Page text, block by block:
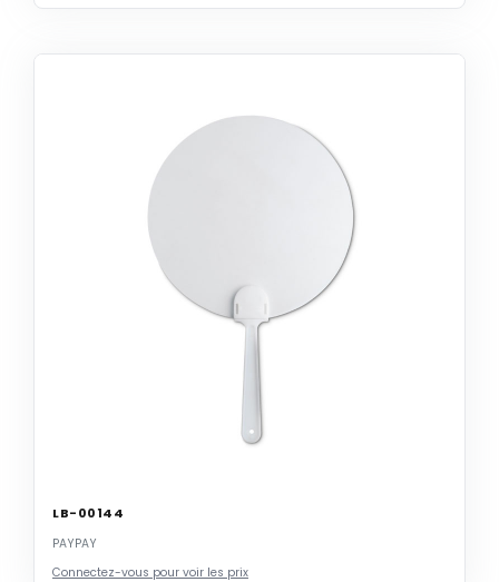
LB-00144
PAYPAY
Connectez-vous pour voir les prix